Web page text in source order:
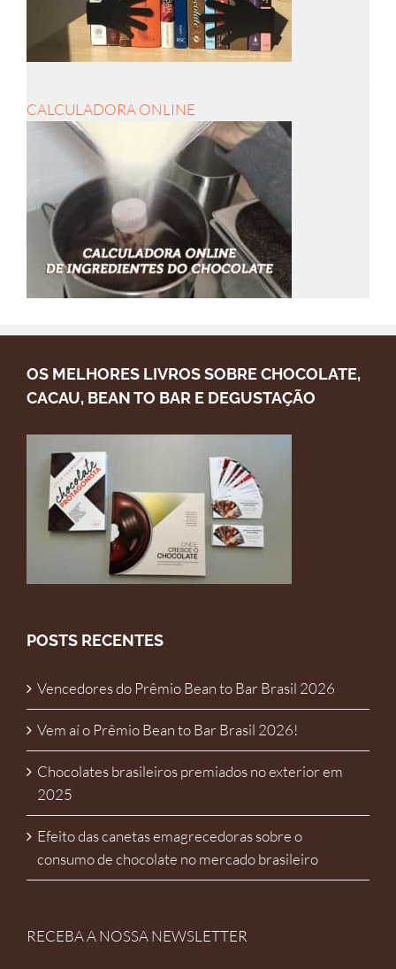
CALCULADORA ONLINE
OS MELHORES LIVROS SOBRE CHOCOLATE,
CACAU, BEAN TO BAR E DEGUSTAÇÃO
POSTS RECENTES
Vencedores do Prêmio Bean to Bar Brasil 2026
Vem aí o Prêmio Bean to Bar Brasil 2026!
Chocolates brasileiros premiados no exterior em
2025
Efeito das canetas emagrecedoras sobre o
consumo de chocolate no mercado brasileiro
RECEBA A NOSSA NEWSLETTER